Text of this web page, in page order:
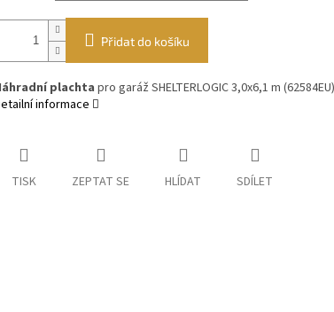
Přidat do košíku
plachta pro garáž SHELTERLOGIC 3,0x6,1 m
informace
TISK ZEPTAT SE HLÍDAT SDÍLET